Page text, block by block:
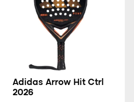
Adidas Arrow Hit Ctrl
2026